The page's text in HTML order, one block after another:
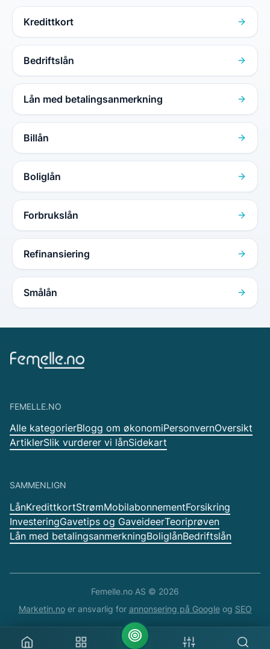
Kredittkort
Bedriftslån
Lån med betalingsanmerkning
Billån
Boliglån
Forbrukslån
Refinansiering
Smålån
FEMELLE.NO
Alle kategorierBlogg om økonomiPersonvernOversikt
ArtiklerSlik vurderer vi lånSidekart
SAMMENLIGN
LånKredittkortStrømMobilabonnementForsikring
InvesteringGavetips og GaveideerTeoriprøven
Lån med betalingsanmerkningBoliglånBedriftslån
Femelle.no AS © 2026
Marketin.noer ansvarlig for annonsering på Googleog SEO